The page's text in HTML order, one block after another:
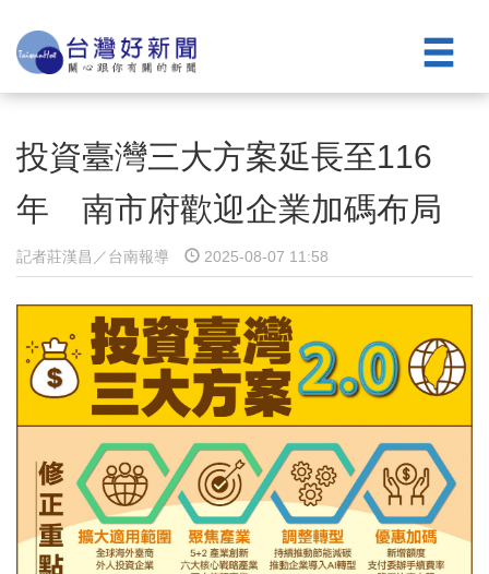
投資臺灣三大方案延長至116
年 南市府歡迎企業加碼布局
記者莊漢昌／台南報導 2025-08-07 11:58